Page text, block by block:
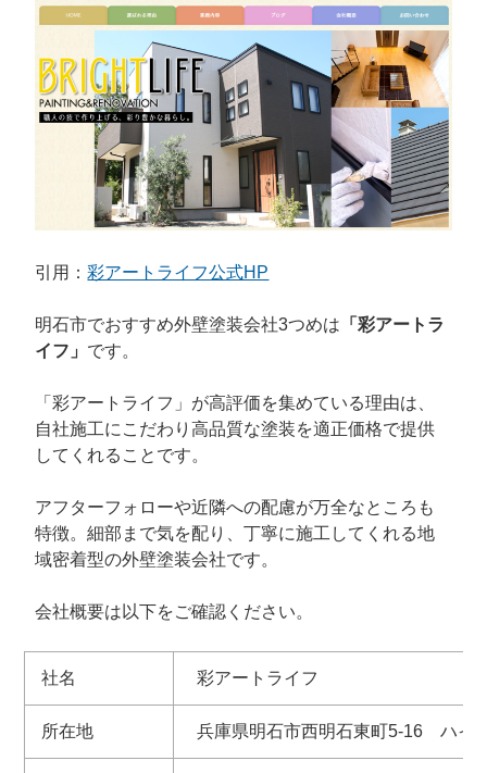
引用：彩アートライフ公式HP
明石市でおすすめ外壁塗装会社3つめは 「彩アートラ
イフ」 です。
「彩アートライフ」が高評価を集めている理由は、
自社施工にこだわり高品質な塗装を適正価格で提供
してくれることです。
アフターフォローや近隣への配慮が万全なところも
特徴。細部まで気を配り、丁寧に施工してくれる地
域密着型の外壁塗装会社です。
会社概要は以下をご確認ください。
社名 彩アートライフ
所在地 兵庫県明石市西明石東町5-16 ハイ